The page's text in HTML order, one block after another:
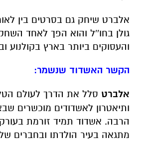
אלברט שיחק גם בסרטים בין
גולן בחו''ל והוא הפך לאחד
והעסוקים ביותר בארץ בקולנוע
הקשר האשדוד שנשמר:
אלברט סלל את הדרך לעולם
ותיאטרון לאשדודים מוכשרים
הרבה. אשדוד תמיד זורמת
מתגאה בעיר הולדתו ובחברים